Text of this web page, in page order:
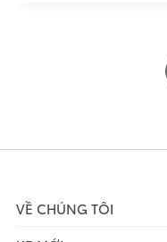
VỀ CHÚNG TÔI